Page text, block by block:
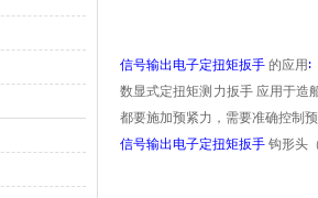
信号输出电子定扭矩扳手 的应用 ∶
数显式定扭矩测力扳手 应用于造
都要施加预紧力 ，需要准确控制
信号输出电子定扭矩扳手 钩形头